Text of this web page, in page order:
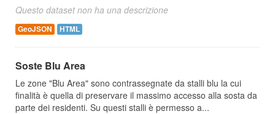
Questo dataset non ha una descrizione
GeoJSON HTML
Soste Blu Area
Le zone "Blu Area" sono contrassegnate da stalli blu la cui
finalità è quella di preservare il massimo accesso alla sosta da
parte dei residenti. Su questi stalli è permesso a...